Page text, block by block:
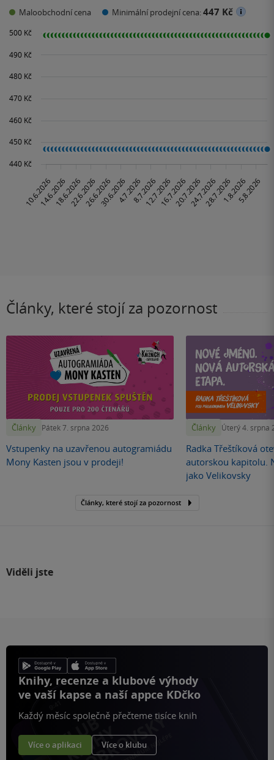
Maloobchodní cena Minimální prodejní cena:447 Kč
Články, které stojí za pozornost
Články Pátek 7. srpna 2026
Vstupenky na uzavřenou autogramiádu
Mony Kasten jsou v prodeji!
Články Úterý 4. srpna
Radka Třeštíková
autorskou kapitolu.
jako Velikovsky
Články, které stojí za pozornost
Viděli jste
Knihy, recenze a klubové výhody
ve vaší kapse a naší appce KDčko
Každý měsíc společně přečteme tisíce knih
Více o aplikaci Více o klubu